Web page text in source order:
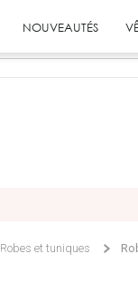
NOUVEAUTÉS
Robes et tuniques